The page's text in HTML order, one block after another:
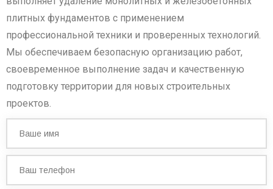
плитных фундаментов с применением
профессиональной техники и проверенных технологий.
Мы обеспечиваем безопасную организацию работ,
своевременное выполнение задач и качественную
подготовку территории для новых строительных
проектов.